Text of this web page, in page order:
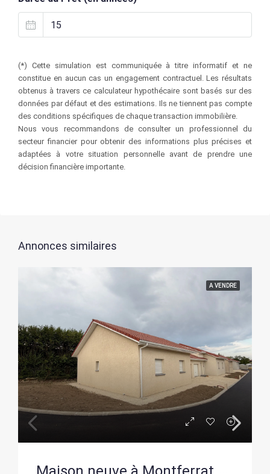
(*) Cette simulation est communiquée à titre informatif et ne
constitue en aucun cas un engagement contractuel. Les résultats
obtenus à travers ce calculateur hypothécaire sont basés sur des
données par défaut et des estimations. Ils ne tiennent pas compte
des conditions spécifiques de chaque transaction immobilière.
Nous vous recommandons de consulter un professionnel du
secteur financier pour obtenir des informations plus précises et
adaptées à votre situation personnelle avant de prendre une
décision financière importante.
Annonces similaires
A VENDRE